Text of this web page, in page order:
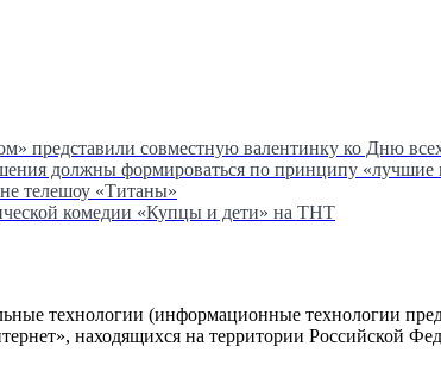
представили совместную валентинку ко Дню
должны формироваться по принципу «лучшие
телешоу «Титаны»
комедии «Купцы и дети» на ТНТ
технологии (информационные технологии
находящихся на территории Российской